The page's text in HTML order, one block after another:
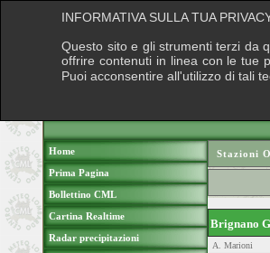
Home
Prima Pagina
Bollettino CML
Cartina Realtime
Radar precipitazioni
Stazioni
Brignano
A. Marioni
INFORMATIVA SULLA TUA
Questo sito e gli strumenti terzi da
offrire contenuti in linea con le tue
Puoi acconsentire all'utilizzo di tali